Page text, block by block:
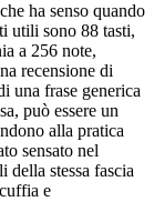
ha senso quando
utili sono 88 tasti,
a 256 note,
recensione di
una frase generica
può essere un
alla pratica
sensato nel
stessa fascia
e